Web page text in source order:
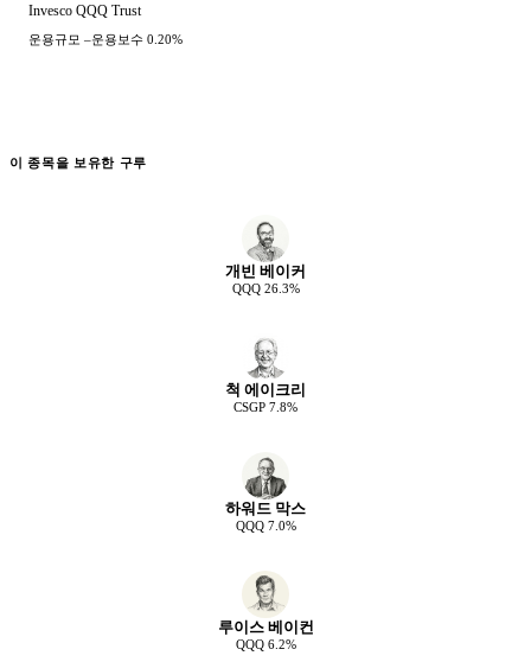
Invesco QQQ Trust
운용규모 –운용보수 0.20%
이 종목을 보유한 구루
개빈 베이커
QQQ 26.3%
척 에이크리
CSGP 7.8%
하워드 막스
QQQ 7.0%
루이스 베이컨
QQQ 6.2%